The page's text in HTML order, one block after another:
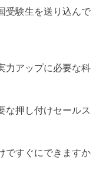
受験生を送り込んで
力アップに必要な科
な押し付けセールス
ですぐにできますか